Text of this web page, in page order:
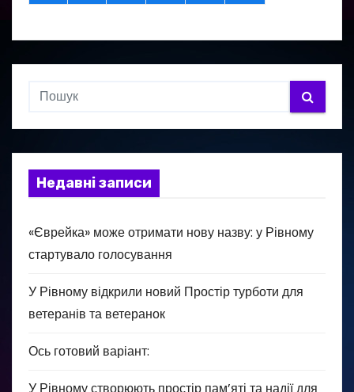
Недавні записи
«Єврейка» може отримати нову назву: у Рівному
стартувало голосування
У Рівному відкрили новий Простір турботи для
ветеранів та ветеранок
Ось готовий варіант: